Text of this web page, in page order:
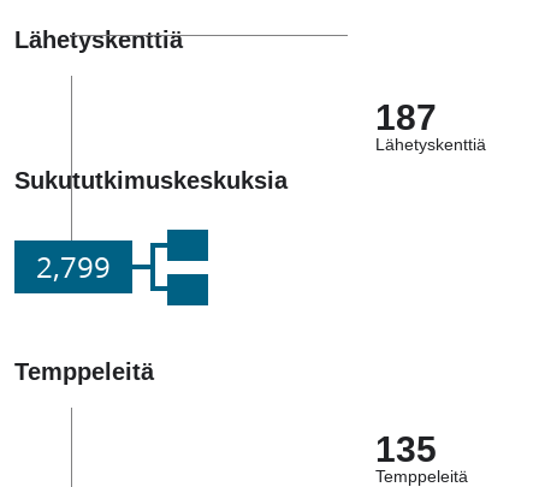
Lähetyskenttiä
187
Lähetyskenttiä
Sukututkimuskeskuksia
2,799
Temppeleitä
135
Temppeleitä